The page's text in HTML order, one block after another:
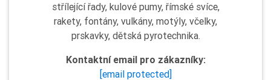
střílející řady, kulové pumy, římské svíce,
rakety, fontány, vulkány, motýly, včelky,
prskavky, dětská pyrotechnika.
Kontaktní email pro zákazníky:
[email protected]